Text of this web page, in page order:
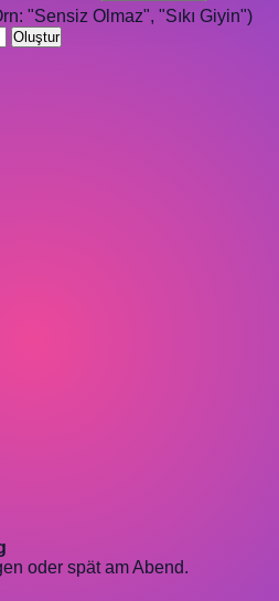
"Sensiz Olmaz", "Sıkı Giyin")
Oluştur
oder spät am Abend.